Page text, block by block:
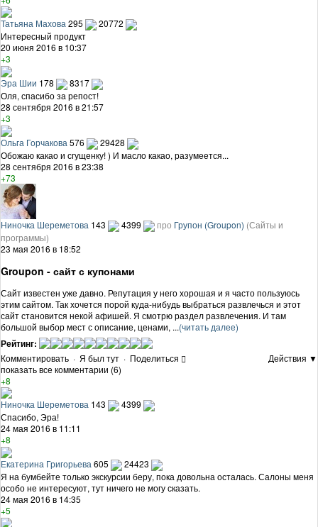
Татьяна Махова295
20772
Интересный продукт
20 июня 2016 в 10:37
+3
Эра Шии 178
8317
Оля, спасибо за репост!
28 сентября 2016 в 21:57
+3
Ольга Горчакова 576
29428
Обожаю какао и сгущенку! ) И масло какао, разумеется...
28 сентября 2016 в 23:38
+73
Ниночка Шереметова 143 4399 про Групон (Groupon) (Сайты и
программы)
23 мая 2016 в 18:52
Groupon - сайт с купонами
Сайт известен уже давно. Репутация у него хорошая и я часто пользуюсь
этим сайтом. Так хочется порой куда-нибудь выбраться развлечься и этот
сайт становится некой афишей. Я смотрю раздел развлечения. И там
большой выбор мест с описание, ценами, ...(читать далее)
Рейтинг:
Комментировать · Я был тут · Поделиться
Действия ▼
показать все комментарии (6)
+8
Ниночка Шереметова 143
4399
Спасибо, Эра!
24 мая 2016 в 11:11
+8
Екатерина Григорьева 605
24423
Я на бумбейте только экскурсии беру, пока довольна осталась. Салоны меня
особо не интересуют, тут ничего не могу сказать.
24 мая 2016 в 14:35
+5